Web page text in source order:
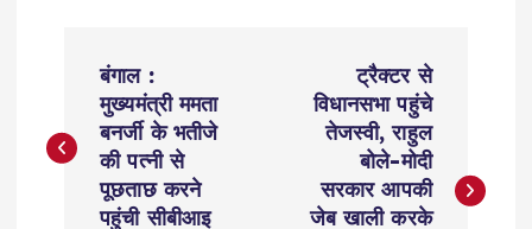
s
बंगाल :
मुख्यमंत्री ममता
बनर्जी के भतीजे
की पत्नी से
पूछताछ करने
पहुंची सीबीआइ
ट्रैक्टर से
विधानसभा पहुंचे
तेजस्वी, राहुल
बोले-मोदी
सरकार आपकी
जेब खाली करके